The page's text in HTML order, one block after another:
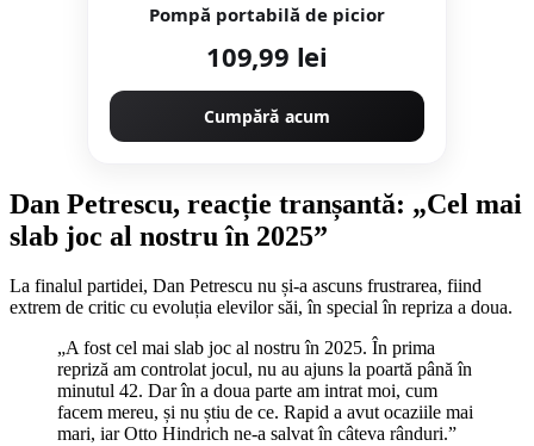
Pompă portabilă de picior
109,99 lei
Cumpără acum
Dan Petrescu, reacție tranșantă: „Cel mai
slab joc al nostru în 2025”
La finalul partidei, Dan Petrescu nu și-a ascuns frustrarea, fiind
extrem de critic cu evoluția elevilor săi, în special în repriza a doua.
„A fost cel mai slab joc al nostru în 2025. În prima
repriză am controlat jocul, nu au ajuns la poartă până în
minutul 42. Dar în a doua parte am intrat moi, cum
facem mereu, și nu știu de ce. Rapid a avut ocaziile mai
mari, iar Otto Hindrich ne-a salvat în câteva rânduri.”